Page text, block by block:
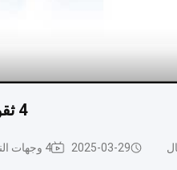
4 ثقوب ألومنيوم الأطفال الصناعية المصفوفة المقابس
2025-03-29 4 وجهات النظر